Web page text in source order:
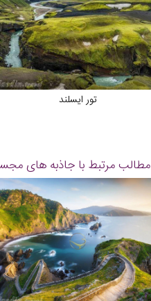
تور ایسلند
مطالب مرتبط با جاذبه های